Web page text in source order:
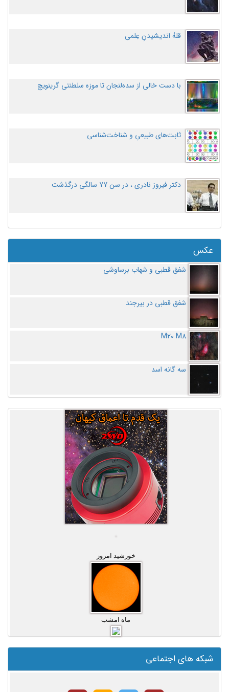
قلهُ اندیشیدنِ عِلمی
با دست خالی از سده‌لنجان تا موزه سلطنتی گرینویچ
ثابت‌های طبیعیِ و شناخت‌شناسی
دکتر فیروز نادری ، در سن 77 سالگی درگذشت
عکس
شفق قطبی و شهاب برساوشی
شفق قطبی در بیرجند
M20 M8
سه گانه اسد
خورشید امروز
ماه امشب
شبکه های اجتماعی